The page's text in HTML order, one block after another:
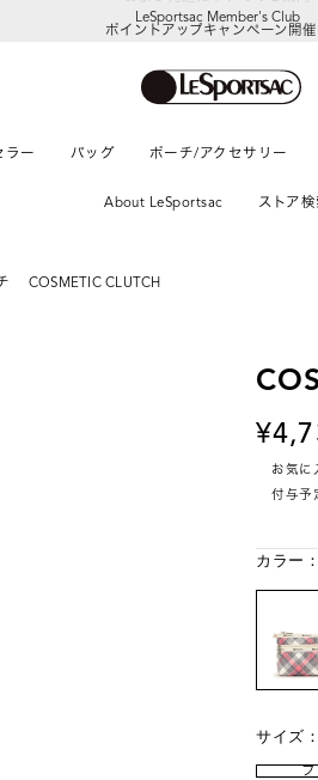
LeSportsac Member's Club
ポイントアップキャンペーン開
ラー バッグ ポーチ/アクセサリー
About LeSportsac ストア検
COSMETIC CLUTCH
お気に
付与予
カラー：
サイズ：